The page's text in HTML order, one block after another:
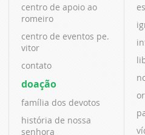
centro de apoio ao
romeiro
centro de eventos pe.
vitor
contato
doação
família dos devotos
história de nossa
senhora